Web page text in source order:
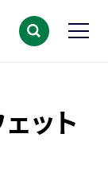
ット